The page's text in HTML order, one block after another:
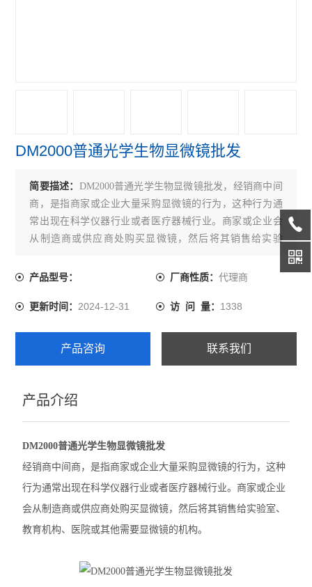
奥林巴斯BX51荧光显微镜
奥林巴斯CKX31倒置显微镜
奥林巴斯CKX41倒置显微镜
Leica徕卡S9 E体视显微镜
徕卡DMi8倒置显微镜
尼康SMZ1270体视显微镜
奥林巴斯GX53倒置显微镜
奥林巴斯CX22生物显微镜
奥林巴斯BX53M金相显微镜
Leica徕卡A60 F体视显微镜
Leica徕卡M165 C体视显微镜
徕卡M125 C体视显微镜
DM2000普通光学生物显微镜批发
简要描述： DM2000普通光学生物显微镜批发，经销商中间
商，是指商家或企业大量采购显微镜的行为，这种行为通
常出现在科学仪器行业或者医疗器械行业。商家或企业会
从制造商或供应商处购买显微镜，然后将其销售给实验
产品型号： 厂商性质： 代理商
更新时间：2024-12-31 访 问 量： 1338
产品咨询 联系我们
产品介绍
DM2000普通光学生物显微镜批发
经销商中间商，是指商家或企业大量采购显微镜的行为，这种
行为通常出现在科学仪器行业或者医疗器械行业。商家或企业
会从制造商或供应商处购买显微镜，然后将其销售给实验室、
教育机构、医院或其他需要显微镜的机构。